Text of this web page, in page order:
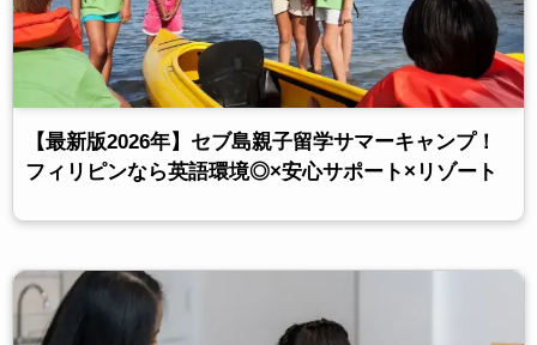
【最新版2026年】セブ島親子留学サマーキャンプ！
フィリピンなら英語環境◎×安心サポート×リゾート